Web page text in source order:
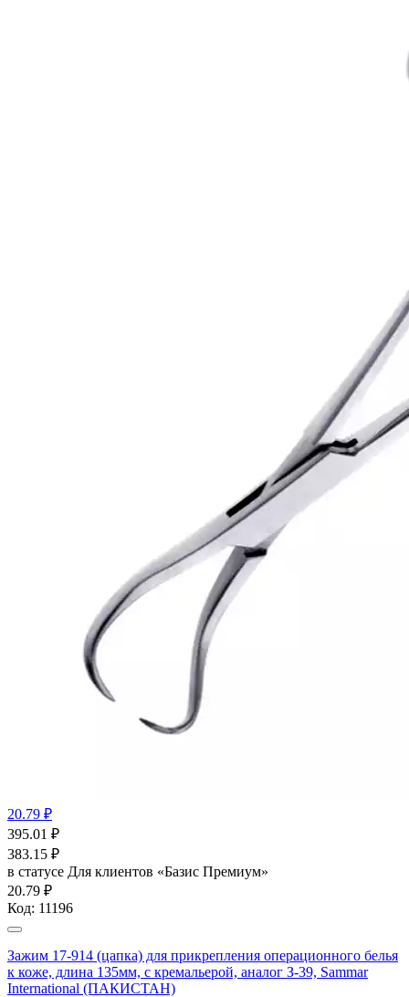
20.79 ₽
395.01 ₽
383.15 ₽
в статусе Для клиентов «Базис Премиум»
20.79 ₽
Код: 11196
Зажим 17-914 (цапка) для прикрепления операционного белья
к коже, длина 135мм, с кремальерой, аналог З-39, Sammar
International (ПАКИСТАН)